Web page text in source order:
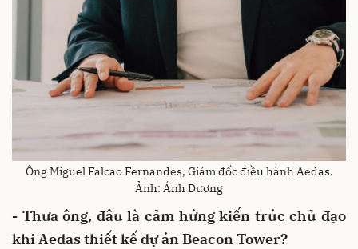
Ông Miguel Falcao Fernandes, Giám đốc điều hành Aedas.
Ảnh: Ánh Dương
- Thưa ông, đâu là cảm hứng kiến trúc chủ đạo
khi Aedas thiết kế dự án Beacon Tower?